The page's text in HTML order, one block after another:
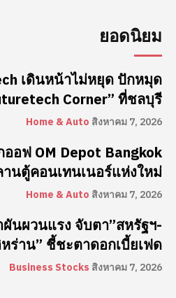
ยอดนิยม
เดินหน้าไม่หยุด ปักหมุด
Corner” ที่ชลบุรี
Home & Auto สิงหาคม 7, 2026
ออฟ OM Depot Bangkok
านตู้คอนเทนเนอร์แห่งใหม่
Home & Auto สิงหาคม 7, 2026
ผันผวนแรง จับตา”สหรัฐฯ-
ร่าน” ชี้ชะตาดอกเบี้ยเฟด
Business Stocks สิงหาคม 7, 2026